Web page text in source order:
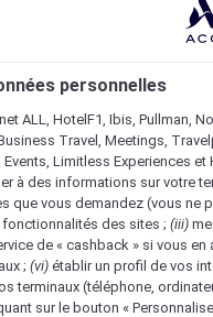
personnelles
ALL, HotelF1, Ibis, Pullman,
Travel, Meetings,
Limitless Experiences et
à des informations sur votre
que vous demandez (vous ne
des sites ; (iii)
de « cashback » si vous en
; (vi) établir un profil de vos
terminaux (téléphone,
sur le bouton «